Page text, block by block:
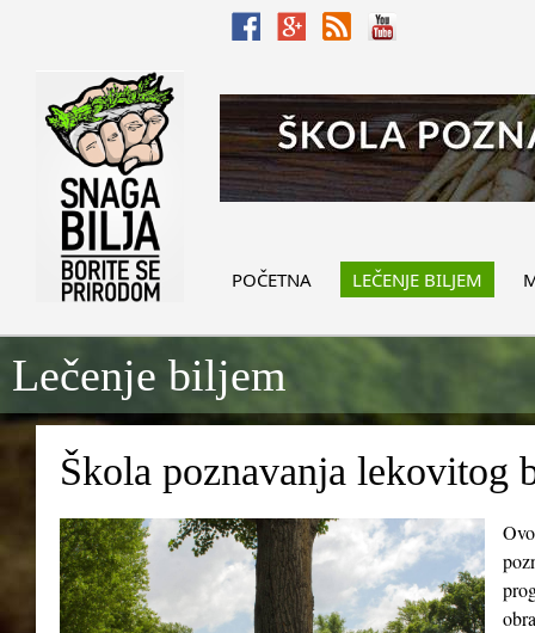
POČETNA LEČENJE BILJEM
Lečenje biljem
Škola poznavanja lekovitog